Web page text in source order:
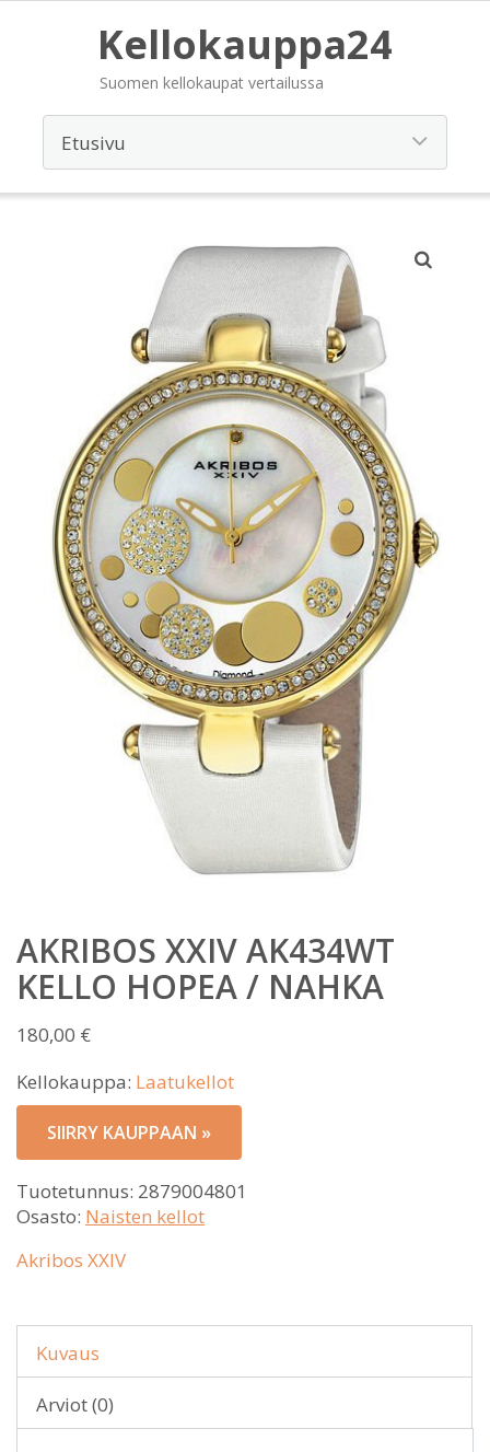
Kellokauppa24
Suomen kellokaupat vertailussa
AKRIBOS XXIV AK434WT
KELLO HOPEA / NAHKA
180,00 €
Kellokauppa: Laatukellot
SIIRRY KAUPPAAN »
Tuotetunnus: 2879004801
Osasto: Naisten kellot
Akribos XXIV
Kuvaus
Arviot (0)